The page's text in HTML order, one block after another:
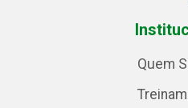
Quem